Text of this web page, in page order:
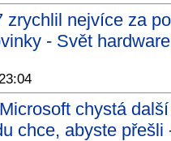
zrychlil nejvíce za
- Svět hardware
chystá
chce, abyste přešli